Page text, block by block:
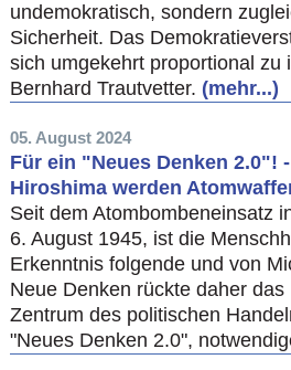
undemokratisch, sondern
Sicherheit. Das
sich umgekehrt proportional zu
Bernhard Trautvetter. (mehr...)
05. August 2024
Für ein "Neues Denken 2.0"!
Hiroshima werden
Seit dem Atombombeneinsatz
6. August 1945, ist die
Erkenntnis folgende und von
Neue Denken rückte daher
Zentrum des politischen
"Neues Denken 2.0",